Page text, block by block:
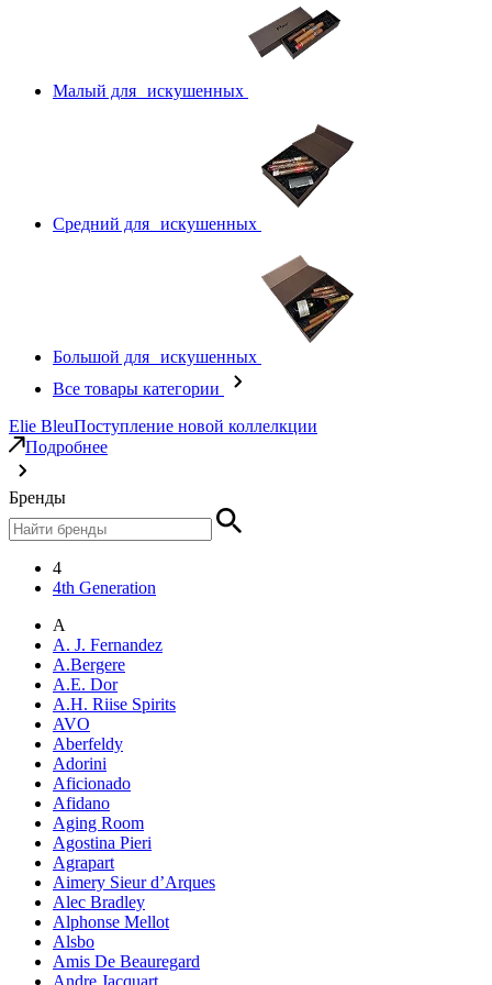
Малый для искушенных
Средний для искушенных
Большой для искушенных
Все товары категории
Elie BleuПоступление новой коллелкции
Подробнее
Бренды
4
4th Generation
A
A. J. Fernandez
A.Bergere
A.E. Dor
A.H. Riise Spirits
AVO
Aberfeldy
Adorini
Aficionado
Afidano
Aging Room
Agostina Pieri
Agrapart
Aimery Sieur d’Arques
Alec Bradley
Alphonse Mellot
Alsbo
Amis De Beauregard
Andre Jacquart